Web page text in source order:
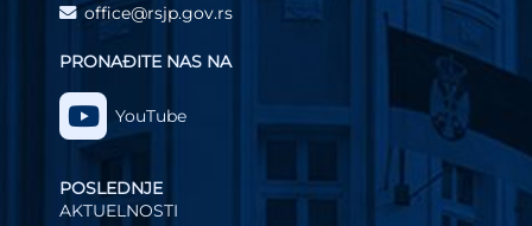
office@rsjp.gov.rs
PRONAĐITE NAS NA
YouTube
POSLEDNJE
AKTUELNOSTI